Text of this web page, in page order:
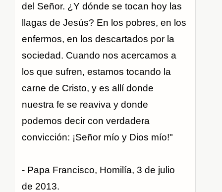
del Señor. ¿Y dónde se tocan hoy las
llagas de Jesús? En los pobres, en los
enfermos, en los descartados por la
sociedad. Cuando nos acercamos a
los que sufren, estamos tocando la
carne de Cristo, y es allí donde
nuestra fe se reaviva y donde
podemos decir con verdadera
convicción: ¡Señor mío y Dios mío!"
- Papa Francisco, Homilía, 3 de julio
de 2013.